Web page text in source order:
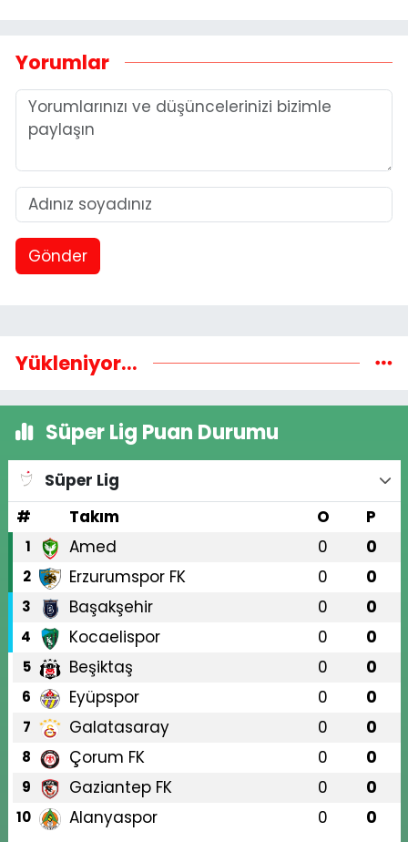
Yorumlar
Gönder
Yükleniyor...
Süper Lig Puan Durumu
Süper Lig
#
Takım O P
1 Amed 0 0
2 Erzurumspor FK 0 0
3 Başakşehir 0 0
4 Kocaelispor 0 0
5 Beşiktaş 0 0
6 Eyüpspor 0 0
7 Galatasaray 0 0
8 Çorum FK 0 0
9 Gaziantep FK 0 0
10 Alanyaspor 0 0